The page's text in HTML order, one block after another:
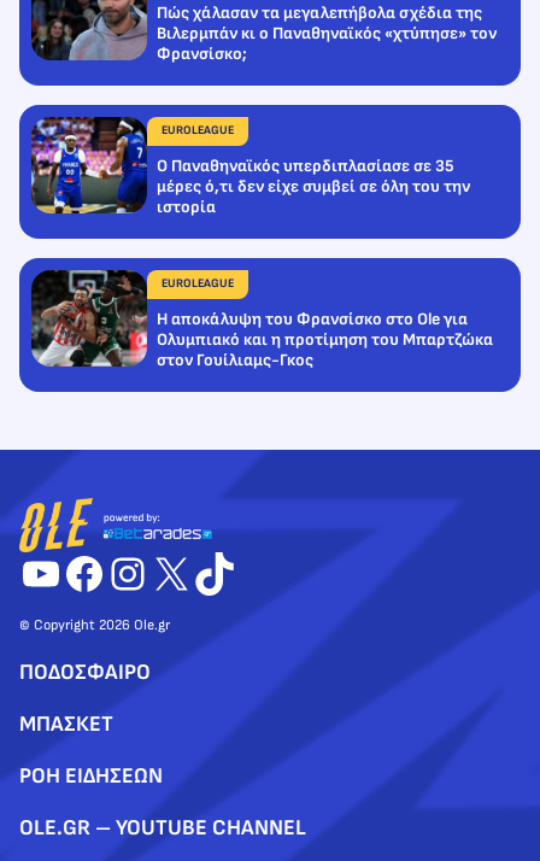
Πώς χάλασαν τα μεγαλεπήβολα σχέδια της
Βιλερμπάν κι ο Παναθηναϊκός «χτύπησε» τον
Φρανσίσκο;
EUROLEAGUE
Ο Παναθηναϊκός υπερδιπλασίασε σε 35
μέρες ό,τι δεν είχε συμβεί σε όλη του την
ιστορία
EUROLEAGUE
Η αποκάλυψη του Φρανσίσκο στο Ole για
Ολυμπιακό και η προτίμηση του Μπαρτζώκα
στον Γουίλιαμς-Γκος
YouTube
Facebook
Instagram
X TikTok
© Copyright 2026 Ole.gr
ΠΟΔΟΣΦΑΙΡΟ
ΜΠΑΣΚΕΤ
ΡΟΗ ΕΙΔΗΣΕΩΝ
OLE.GR – YOUTUBE CHANNEL